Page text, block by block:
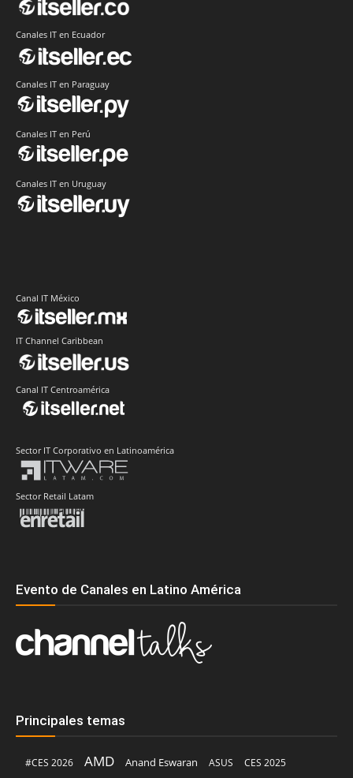
Canales IT en Ecuador
Canales IT en Paraguay
Canales IT en Perú
Canales IT en Uruguay
Canal IT México
IT Channel Caribbean
Canal IT Centroamérica
Sector IT Corporativo en Latinoamérica
Sector Retail Latam
Evento de Canales en Latino América
Principales temas
#CES 2026 AMD Anand Eswaran ASUS
CES 2025